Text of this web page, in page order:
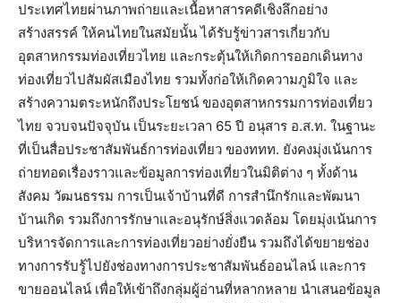
ประเทศไทยผ่านภาพถ่ายและเนื้อหาสารคดีเชิงลึกอย่าง
สร้างสรรค์ ให้คนไทยในสมัยนั้น ได้รับรู้ข่าวสารเกี่ยวกับ
อุตสาหกรรมท่องเที่ยวไทย และกระตุ้นให้เกิดการออกเดินทาง
ท่องเที่ยวไปสัมผัสเมืองไทย รวมทั้งก่อให้เกิดความภูมิใจ และ
สร้างความตระหนักถึงประโยชน์ ของอุตสาหกรรมการท่องเที่ยว
ไทย จวบจนปัจจุบัน เป็นระยะเวลา 65 ปี อนุสาร อ.ส.ท. ในฐานะ
ที่เป็นสื่อประชาสัมพันธ์การท่องเที่ยว ของททท. ยังคงมุ่งเน้นการ
ถ่ายทอดเรื่องราวและข้อมูลการท่องเที่ยวในมิติต่าง ๆ ทั้งด้าน
สังคม วัฒนธรรม การเป็นเจ้าบ้านที่ดี การสำนึกรักและพัฒนา
บ้านเกิด รวมถึงการรักษาและอนุรักษ์สิ่งแวดล้อม โดยมุ่งเน้นการ
บริหารจัดการและการท่องเที่ยวอย่างยั่งยืน รวมถึงได้ขยายช่อง
ทางการรับรู้ไปยังช่องทางการประชาสัมพันธ์ออนไลน์ และการ
ขายออนไลน์ เพื่อให้เข้าถึงกลุ่มผู้อ่านที่หลากหลาย นำเสนอข้อมูล